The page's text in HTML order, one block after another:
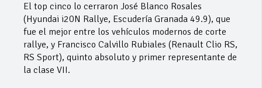
El top cinco lo cerraron José Blanco Rosales
(Hyundai i20N Rallye, Escudería Granada 49.9), que
fue el mejor entre los vehículos modernos de corte
rallye, y Francisco Calvillo Rubiales (Renault Clio RS,
RS Sport), quinto absoluto y primer representante de
la clase VII.